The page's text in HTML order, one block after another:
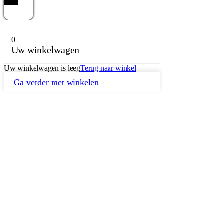
0
Uw winkelwagen
Uw winkelwagen is leegTerug naar winkel
Ga verder met winkelen